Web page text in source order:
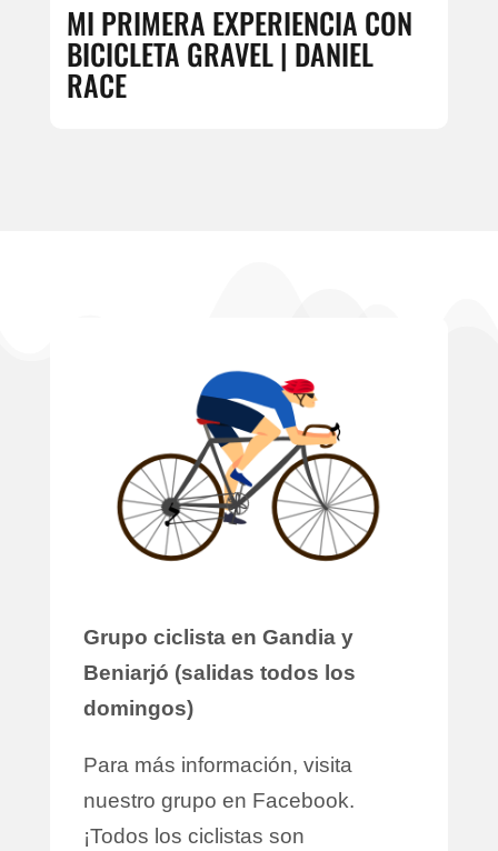
MI PRIMERA EXPERIENCIA CON
BICICLETA GRAVEL | DANIEL
RACE
Grupo ciclista en Gandia y
Beniarjó (salidas todos los
domingos)
Para más información, visita
nuestro grupo en Facebook.
¡Todos los ciclistas son